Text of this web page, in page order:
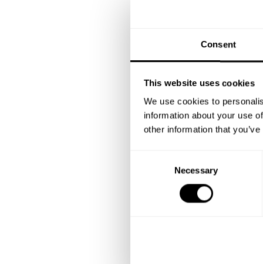
Consent
This website uses cookies
We use cookies to
information about your use
other information that
Necessary